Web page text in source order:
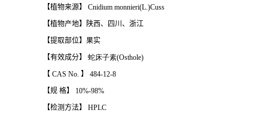
【植物来源】 Cnidium monnieri(L.)Cuss
【植物产地】陕西、四川、浙江
【提取部位】果实
【有效成分】 蛇床子素(Osthole)
【 CAS No. 】 484-12-8
【规 格】 10%-98%
【检测方法】 HPLC